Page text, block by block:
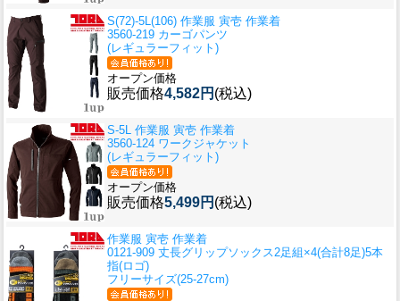
S(72)-5L(106) 作業服 寅壱 作業着
3560-219 カーゴパンツ
(レギュラーフィット)
オープン価格
販売価格4,582円 (税込)
S-5L 作業服 寅壱 作業着
3560-124 ワークジャケット
(レギュラーフィット)
オープン価格
販売価格5,499円 (税込)
作業服 寅壱 作業着
0121-909 丈長グリップソックス2足組×4(合計8足)5本
指(ロゴ)
フリーサイズ(25-27cm)